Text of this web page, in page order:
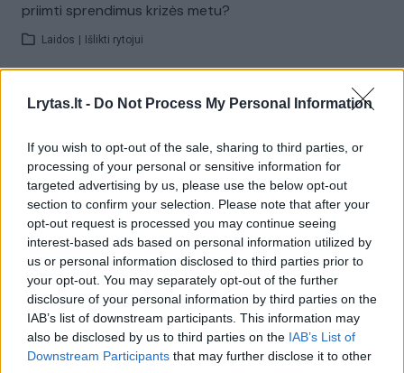
Lrytas.lt - Do Not Process My Personal Information
If you wish to opt-out of the sale, sharing to third parties, or
processing of your personal or sensitive information for
targeted advertising by us, please use the below opt-out
section to confirm your selection. Please note that after your
opt-out request is processed you may continue seeing
interest-based ads based on personal information utilized by
us or personal information disclosed to third parties prior to
your opt-out. You may separately opt-out of the further
disclosure of your personal information by third parties on the
IAB’s list of downstream participants. This information may
also be disclosed by us to third parties on the IAB’s List of
Downstream Participants that may further disclose it to other
priimti sprendimus krizės metu?
Laidos Išlikti rytojui
Visi įrašai
Žiūrimiausi įrašai
00:00:30
Vaizdai iš tragiškos avarijos Vilniaus r.: dviejų moterų ir
vaiko gyvybių išgelbėti nepavyko
Žinios | Lietuvos diena
00:00:57
Savaitės vidurys nusimato karštas: temperatūra kils iki